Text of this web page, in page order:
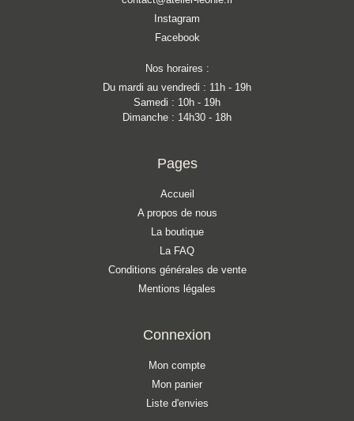
Instagram
Facebook
Nos horaires :
Du mardi au vendredi : 11h - 19h
Samedi : 10h - 19h
Dimanche : 14h30 - 18h
Pages
Accueil
A propos de nous
La boutique
La FAQ
Conditions générales de vente
Mentions légales
Connexion
Mon compte
Mon panier
Liste d'envies